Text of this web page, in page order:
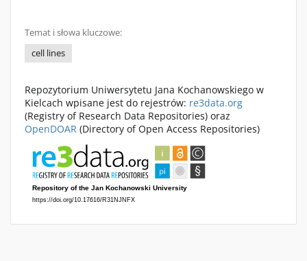
Temat i słowa kluczowe:
cell lines
Repozytorium Uniwersytetu Jana Kochanowskiego w
Kielcach wpisane jest do rejestrów: re3data.org
(Registry of Research Data Repositories) oraz
OpenDOAR (Directory of Open Access Repositories)